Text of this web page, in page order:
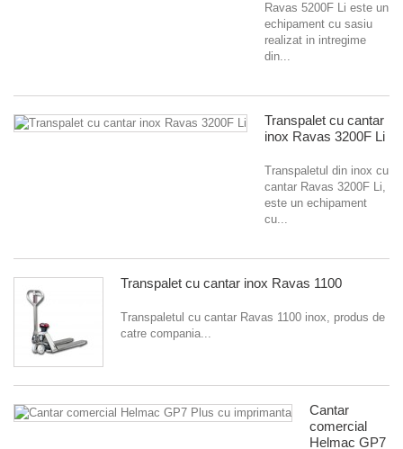
Ravas 5200F Li este un
echipament cu sasiu
realizat in intregime
din...
Transpalet cu cantar
inox Ravas 3200F Li
Transpaletul din inox cu
cantar Ravas 3200F Li,
este un echipament
cu...
Transpalet cu cantar inox Ravas 1100
Transpaletul cu cantar Ravas 1100 inox, produs de
catre compania...
Cantar
comercial
Helmac GP7